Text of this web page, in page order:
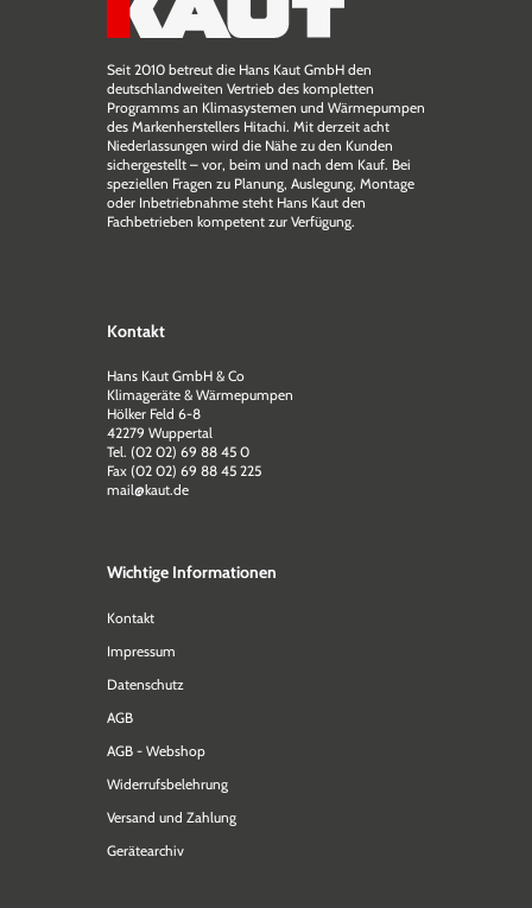
Seit 2010 betreut die Hans Kaut GmbH den
deutschlandweiten Vertrieb des kompletten
Programms an Klimasystemen und Wärmepumpen
des Markenherstellers Hitachi. Mit derzeit acht
Niederlassungen wird die Nähe zu den Kunden
sichergestellt – vor, beim und nach dem Kauf. Bei
speziellen Fragen zu Planung, Auslegung, Montage
oder Inbetriebnahme steht Hans Kaut den
Fachbetrieben kompetent zur Verfügung.
Kontakt
Hans Kaut GmbH & Co
Klimageräte & Wärmepumpen
Hölker Feld 6-8
42279 Wuppertal
Tel. (02 02) 69 88 45 0
Fax (02 02) 69 88 45 225
mail@kaut.de
Wichtige Informationen
Kontakt
Impressum
Datenschutz
AGB
AGB - Webshop
Widerrufsbelehrung
Versand und Zahlung
Gerätearchiv